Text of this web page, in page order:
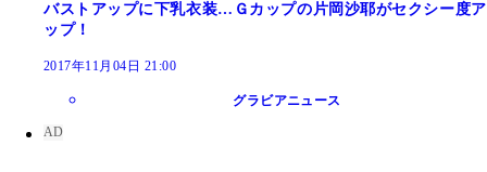
バストアップに下乳衣装…Ｇカップの片岡沙耶がセクシー度ア
ップ！
2017年11月04日 21:00
グラビアニュース